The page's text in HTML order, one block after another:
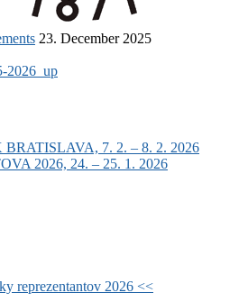
23. December 2025
2026_up
7. 2. – 8. 2. 2026
2026, 24. – 25. 1. 2026
reprezentantov 2026 <<